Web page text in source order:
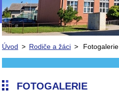
Úvod > Rodiče a žáci > Fotogalerie
FOTOGALERIE